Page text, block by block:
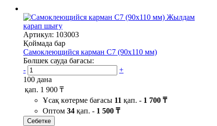
Жылдам
қарап шығу
Артикул: 103003
Қоймада бар
Самоклеющийся карман C7 (90х110 мм)
Бөлшек сауда бағасы:
-
+
100 дана
қап. 1 900 ₸
Ұсақ көтерме бағасы 11 қап. - 1 700 ₸
Оптом 34 қап. - 1 500 ₸
Себетке